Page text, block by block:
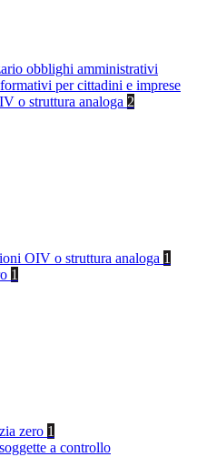
obblighi amministrativi
per cittadini e imprese
o struttura analoga 2
OIV o struttura analoga 1
1
zero 1
a controllo